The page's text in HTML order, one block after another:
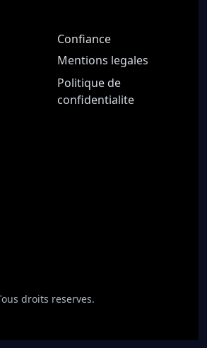
Confiance
Mentions legales
Politique de
confidentialite
droits reserves.